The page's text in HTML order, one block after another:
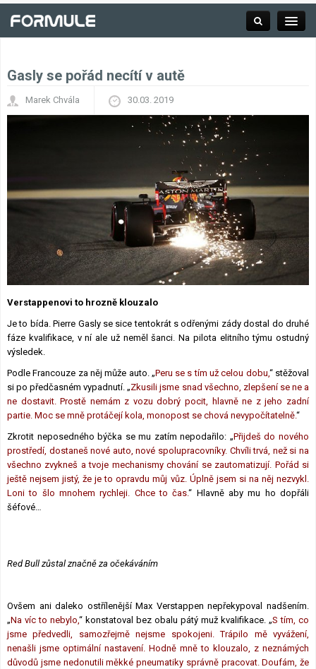
Závodní série
Kalendář F1
Výsledky F1
Týmy a jezdci F1
Lexikon F1
Gasly se pořád necítí v autě
Marek Chvála 30.03. 2019
Verstappenovi to hrozně klouzalo
Je to bída. Pierre Gasly se sice tentokrát s odřenými zády dostal do druhé
fáze kvalifikace, v ní ale už neměl šanci. Na pilota elitního týmu ostudný
výsledek.
Podle Francouze za něj může auto. „Peru se s tím už celou dobu,“ stěžoval
si po předčasném vypadnutí. „Zkusili jsme snad všechno, zlepšení se ne a
ne dostavit. Prostě nemám z vozu dobrý pocit, hlavně ne z jeho zadní
partie. Moc se mně protáčejí kola, monopost se chová nevypočítatelně.“
Zkrotit neposedného býčka se mu zatím nepodařilo: „Přijdeš do nového
prostředí, dostaneš nové auto, nové spolupracovníky. Chvíli trvá, než si na
všechno zvykneš a tvoje mechanismy chování se zautomatizují. Pořád si
ještě nejsem jistý, že je to opravdu můj vůz. Úplně jsem si na něj nezvykl.
Loni to šlo mnohem rychleji. Chce to čas.“ Hlavně aby mu ho dopřáli
šéfové…
Red Bull zůstal značně za očekáváním
Ovšem ani daleko ostřílenější Max Verstappen nepřekypoval nadšením.
„Na víc to nebylo,“ konstatoval bez obalu pátý muž kvalifikace. „S tím, co
jsme předvedli, samozřejmě nejsme spokojeni. Trápilo mě vyvážení,
nenašli jsme optimální nastavení. Hodně mně to klouzalo, z neznámých
důvodů jsme nedonutili měkké pneumatiky správně pracovat. Doufám, že